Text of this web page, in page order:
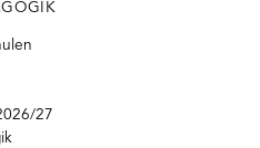
27